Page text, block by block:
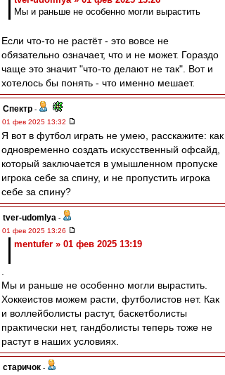
Мы и раньше не особенно могли вырастить
Если что-то не растёт - это вовсе не
обязательно означает, что и не может. Гораздо
чаще это значит "что-то делают не так". Вот и
хотелось бы понять - что именно мешает.
Спектр -
01 фев 2025 13:32
Я вот в футбол играть не умею, расскажите: как
одновременно создать искусственный офсайд,
который заключается в умышленном пропуске
игрока себе за спину, и не пропустить игрока
себе за спину?
tver-udomlya -
01 фев 2025 13:26
mentufer » 01 фев 2025 13:19
Мы и раньше не особенно могли вырастить.
Хоккеистов можем расти, футболистов нет. Как
и воллейболисты растут, баскетболисты
практически нет, гандболисты теперь тоже не
растут в наших условиях.
старичок -